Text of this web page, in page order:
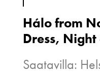
Hálo from
Dress,
Saatavilla: